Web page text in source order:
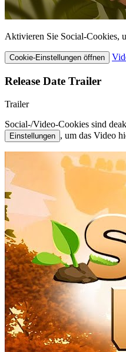
Aktivieren Sie Social-Cookies,
Cookie-Einstellungen öffnen
Release Date Trailer
Trailer
Social-/Video-Cookies sind
Einstellungen , um das Video